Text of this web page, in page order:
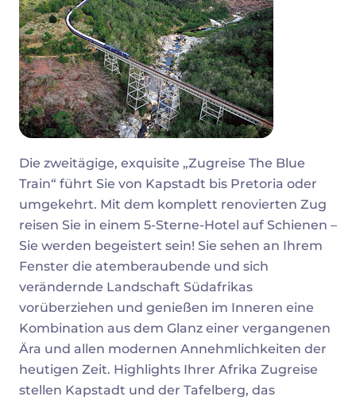
Die zweitägige, exquisite „Zugreise The Blue
Train“ führt Sie von Kapstadt bis Pretoria oder
umgekehrt. Mit dem komplett renovierten Zug
reisen Sie in einem 5-Sterne-Hotel auf Schienen –
Sie werden begeistert sein! Sie sehen an Ihrem
Fenster die atemberaubende und sich
verändernde Landschaft Südafrikas
vorüberziehen und genießen im Inneren eine
Kombination aus dem Glanz einer vergangenen
Ära und allen modernen Annehmlichkeiten der
heutigen Zeit. Highlights Ihrer Afrika Zugreise
stellen Kapstadt und der Tafelberg, das